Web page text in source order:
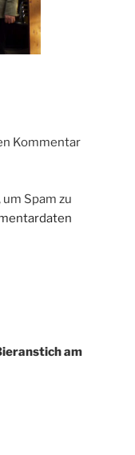
Kommentar
Spam zu
am